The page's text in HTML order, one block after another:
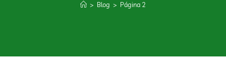
> Blog > Página 2